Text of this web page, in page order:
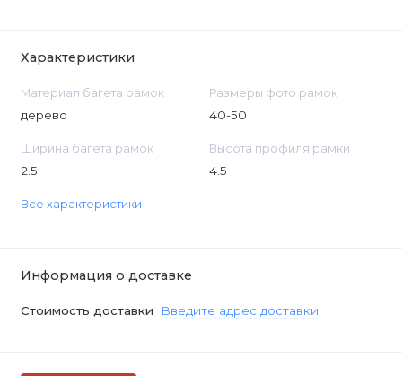
Характеристики
Материал багета рамок
дерево
Размеры фото рамок
40-50
Ширина багета рамок
2.5
Высота профиля рамки
4.5
Все характеристики
Информация о доставке
Стоимость доставки Введите адрес доставки